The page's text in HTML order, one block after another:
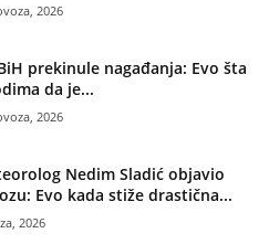
2026
prekinule nagađanja: Evo šta
da je...
2026
Nedim Sladić objavio
Evo kada stiže drastična...
2026